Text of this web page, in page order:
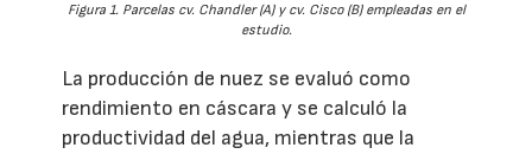
Figura 1. Parcelas cv. Chandler (A) y cv. Cisco (B) empleadas en el
estudio.
La producción de nuez se evaluó como
rendimiento en cáscara y se calculó la
productividad del agua, mientras que la